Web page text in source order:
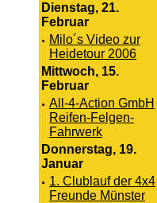
Dienstag, 21.
Februar
· Milo´s Video zur
Heidetour 2006
Mittwoch, 15.
Februar
· All-4-Action GmbH
Reifen-Felgen-
Fahrwerk
Donnerstag, 19.
Januar
· 1. Clublauf der 4x4
Freunde Münster